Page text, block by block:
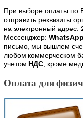
При выборе оплаты по
отправить реквизиты
на электронный адрес:
Мессенджер:
письмо, мы вышлем
любом коммерческом
учетом НДС, кроме
Оплата для